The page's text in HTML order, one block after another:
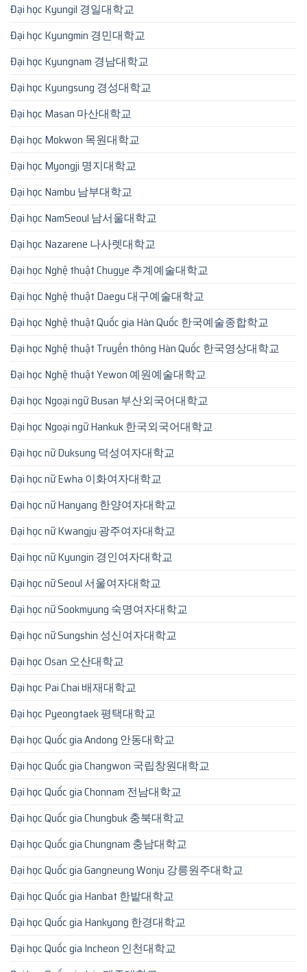
Đại học Kyungil 경일대학교
Đại học Kyungmin 경민대학교
Đại học Kyungnam 경남대학교
Đại học Kyungsung 경성대학교
Đại học Masan 마산대학교
Đại học Mokwon 목원대학교
Đại học Myongji 명지대학교
Đại học Nambu 남부대학교
Đại học NamSeoul 남서울대학교
Đại học Nazarene 나사렛대학교
Đại học Nghệ thuật Chugye 추계예술대학교
Đại học Nghệ thuật Daegu 대구예술대학교
Đại học Nghệ thuật Quốc gia Hàn Quốc 한국예술종합학교
Đại học Nghệ thuật Truyền thông Hàn Quốc 한국영상대학교
Đại học Nghệ thuật Yewon 예원예술대학교
Đại học Ngoại ngữ Busan 부산외국어대학교
Đại học Ngoại ngữ Hankuk 한국외국어대학교
Đại học nữ Duksung 덕성여자대학교
Đại học nữ Ewha 이화여자대학교
Đại học nữ Hanyang 한양여자대학교
Đại học nữ Kwangju 광주여자대학교
Đại học nữ Kyungin 경인여자대학교
Đại học nữ Seoul 서울여자대학교
Đại học nữ Sookmyung 숙명여자대학교
Đại học nữ Sungshin 성신여자대학교
Đại học Osan 오산대학교
Đại học Pai Chai 배재대학교
Đại học Pyeongtaek 평택대학교
Đại học Quốc gia Andong 안동대학교
Đại học Quốc gia Changwon 국립창원대학교
Đại học Quốc gia Chonnam 전남대학교
Đại học Quốc gia Chungbuk 충북대학교
Đại học Quốc gia Chungnam 충남대학교
Đại học Quốc gia Gangneung Wonju 강릉원주대학교
Đại học Quốc gia Hanbat 한밭대학교
Đại học Quốc gia Hankyong 한경대학교
Đại học Quốc gia Incheon 인천대학교